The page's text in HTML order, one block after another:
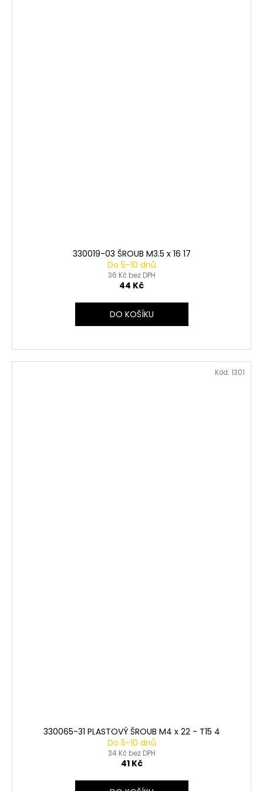
330019-03 ŠROUB M3.5 x 16 17
Do 5-10 dnů
36 Kč bez DPH
44 Kč
DO KOŠÍKU
330065-31 PLASTOVÝ ŠROUB M4 x 22 - T15 4
Do 5-10 dnů
34 Kč bez DPH
41 Kč
Kód: 1301